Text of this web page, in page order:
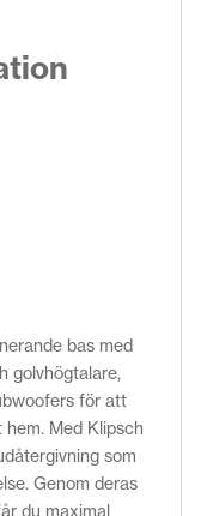
bas med
golvhögtalare,
för att
Med Klipsch
som
Genom deras
du maximal